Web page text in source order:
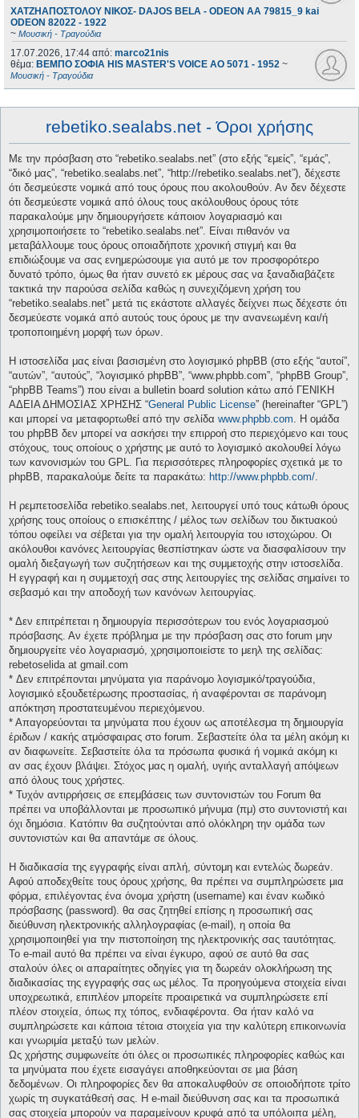
ΧΑΤΖΗΑΠΟΣΤΟΛΟΥ ΝΙΚΟΣ- DAJOS BELA - ODEON AA 79815_9 kai
ODEON 82022 - 1922
~ Μουσική - Τραγούδια
17.07.2026, 17:44 από: marco21nis
θέμα: ΒΕΜΠΟ ΣΟΦΙΑ HIS MASTER'S VOICE AO 5071 - 1952 ~
Μουσική - Τραγούδια
rebetiko.sealabs.net - Όροι χρήσης
Με την πρόσβαση στο “rebetiko.sealabs.net” (στο εξής “εμείς”, “εμάς”,
“δικό μας”, “rebetiko.sealabs.net”, “http://rebetiko.sealabs.net”), δέχεστε
ότι δεσμεύεστε νομικά από τους όρους που ακολουθούν. Αν δεν δέχεστε
ότι δεσμεύεστε νομικά από όλους τους ακόλουθους όρους τότε
παρακαλούμε μην δημιουργήσετε κάποιον λογαριασμό και
χρησιμοποιήσετε το “rebetiko.sealabs.net”. Είναι πιθανόν να
μεταβάλλουμε τους όρους οποιαδήποτε χρονική στιγμή και θα
επιδιώξουμε να σας ενημερώσουμε για αυτό με τον προσφορότερο
δυνατό τρόπο, όμως θα ήταν συνετό εκ μέρους σας να ξαναδιαβάζετε
τακτικά την παρούσα σελίδα καθώς η συνεχιζόμενη χρήση του
“rebetiko.sealabs.net” μετά τις εκάστοτε αλλαγές δείχνει πως δέχεστε ότι
δεσμεύεστε νομικά από αυτούς τους όρους με την ανανεωμένη και/ή
τροποποιημένη μορφή των όρων.
Η ιστοσελίδα μας είναι βασισμένη στο λογισμικό phpBB (στο εξής “αυτοί”,
“αυτών”, “αυτούς”, “λογισμικό phpBB”, “www.phpbb.com”, “phpBB Group”,
“phpBB Teams”) που είναι a bulletin board solution κάτω από ΓΕΝΙΚΗ
ΑΔΕΙΑ ΔΗΜΟΣΙΑΣ ΧΡΗΣΗΣ “General Public License” (hereinafter “GPL”)
και μπορεί να μεταφορτωθεί από την σελίδα www.phpbb.com. Η ομάδα
του phpBB δεν μπορεί να ασκήσει την επιρροή στο περιεχόμενο και τους
στόχους, τους οποίους ο χρήστης με αυτό το λογισμικό ακολουθεί λόγω
των κανονισμών του GPL. Για περισσότερες πληροφορίες σχετικά με το
phpBB, παρακαλούμε δείτε τα παρακάτω: http://www.phpbb.com/.
Η ρεμπετοσελίδα rebetiko.sealabs.net, λειτουργεί υπό τους κάτωθι όρους
χρήσης τους οποίους ο επισκέπτης / μέλος των σελίδων του δικτυακού
τόπου οφείλει να σέβεται για την ομαλή λειτουργία του ιστοχώρου. Οι
ακόλουθοι κανόνες λειτουργίας θεσπίστηκαν ώστε να διασφαλίσουν την
ομαλή διεξαγωγή των συζητήσεων και της συμμετοχής στην ιστοσελίδα.
Η εγγραφή και η συμμετοχή σας στης λειτουργίες της σελίδας σημαίνει το
σεβασμό και την αποδοχή των κανόνων λειτουργίας.
* Δεν επιτρέπεται η δημιουργία περισσότερων του ενός λογαριασμού
πρόσβασης. Αν έχετε πρόβλημα με την πρόσβαση σας στο forum μην
δημιουργείτε νέο λογαριασμό, χρησιμοποιείστε το μεηλ της σελίδας:
rebetoselida at gmail.com
* Δεν επιτρέπονται μηνύματα για παράνομο λογισμικό/τραγούδια,
λογισμικό εξουδετέρωσης προστασίας, ή αναφέρονται σε παράνομη
απόκτηση προστατευμένου περιεχόμενου.
* Απαγορεύονται τα μηνύματα που έχουν ως αποτέλεσμα τη δημιουργία
έριδων / κακής ατμόσφαιρας στο forum. Σεβαστείτε όλα τα μέλη ακόμη κι
αν διαφωνείτε. Σεβαστείτε όλα τα πρόσωπα φυσικά ή νομικά ακόμη κι
αν σας έχουν βλάψει. Στόχος μας η ομαλή, υγιής ανταλλαγή απόψεων
από όλους τους χρήστες.
* Τυχόν αντιρρήσεις σε επεμβάσεις των συντονιστών του Forum θα
πρέπει να υποβάλλονται με προσωπικό μήνυμα (πμ) στο συντονιστή και
όχι δημόσια. Κατόπιν θα συζητούνται από ολόκληρη την ομάδα των
συντονιστών και θα απαντάμε σε όλους.
Η διαδικασία της εγγραφής είναι απλή, σύντομη και εντελώς δωρεάν.
Αφού αποδεχθείτε τους όρους χρήσης, θα πρέπει να συμπληρώσετε μια
φόρμα, επιλέγοντας ένα όνομα χρήστη (username) και έναν κωδικό
πρόσβασης (password). θα σας ζητηθεί επίσης η προσωπική σας
διεύθυνση ηλεκτρονικής αλληλογραφίας (e-mail), η οποία θα
χρησιμοποιηθεί για την πιστοποίηση της ηλεκτρονικής σας ταυτότητας.
Το e-mail αυτό θα πρέπει να είναι έγκυρο, αφού σε αυτό θα σας
σταλούν όλες οι απαραίτητες οδηγίες για τη δωρεάν ολοκλήρωση της
διαδικασίας της εγγραφής σας ως μέλος. Τα προηγούμενα στοιχεία είναι
υποχρεωτικά, επιπλέον μπορείτε προαιρετικά να συμπληρώσετε επί
πλέον στοιχεία, όπως πχ τόπος, ενδιαφέροντα. Θα ήταν καλό να
συμπληρώσετε και κάποια τέτοια στοιχεία για την καλύτερη επικοινωνία
και γνωριμία μεταξύ των μελών.
Ως χρήστης συμφωνείτε ότι όλες οι προσωπικές πληροφορίες καθώς και
τα μηνύματα που έχετε εισαγάγει αποθηκεύονται σε μια βάση
δεδομένων. Οι πληροφορίες δεν θα αποκαλυφθούν σε οποιοδήποτε τρίτο
χωρίς τη συγκατάθεσή σας. Η e-mail διεύθυνση σας και τα προσωπικά
σας στοιχεία μπορούν να παραμείνουν κρυφά από τα υπόλοιπα μέλη,